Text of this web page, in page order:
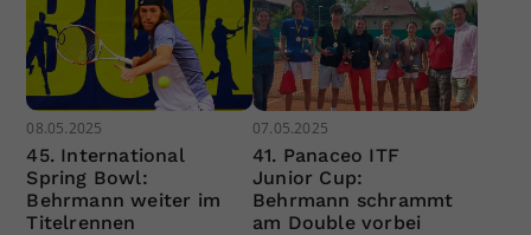
08.05.2025
45. International
Spring Bowl:
Behrmann weiter im
Titelrennen
07.05.2025
41. Panaceo ITF
Junior Cup:
Behrmann schrammt
am Double vorbei